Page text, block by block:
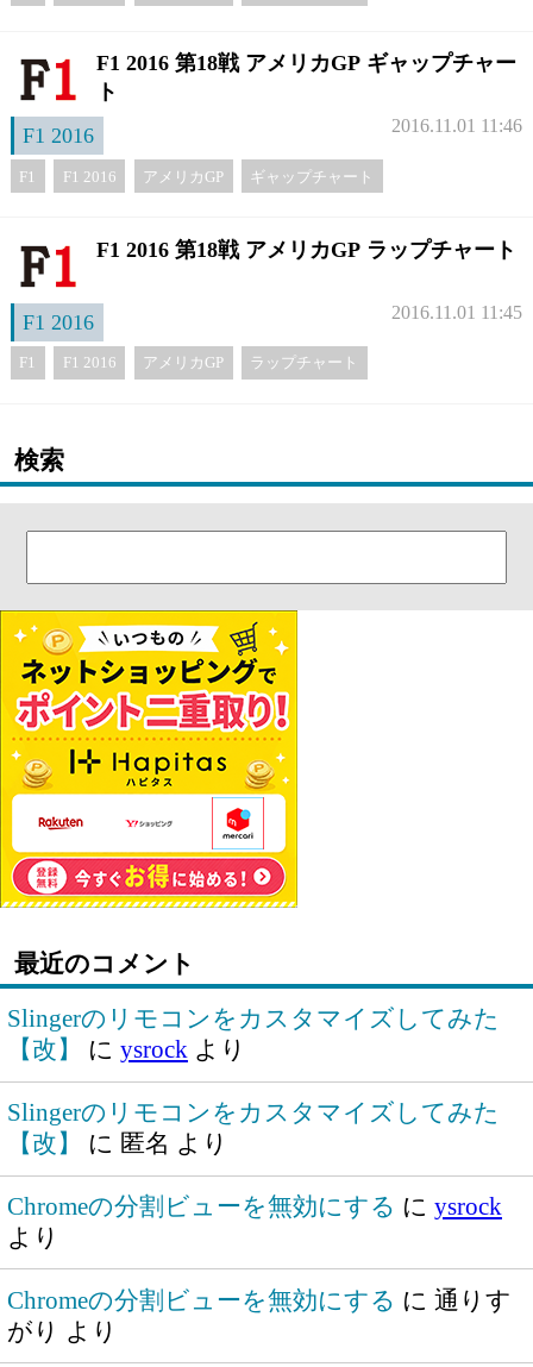
F1 2016 第18戦 アメリカGP ギャップチャー
ト
F1 2016
2016.11.01 11:46
F1 F1 2016 アメリカGP ギャップチャート
F1 2016 第18戦 アメリカGP ラップチャート
F1 2016 2016.11.01 11:45
F1 F1 2016 アメリカGP ラップチャート
検索
最近のコメント
Slingerのリモコンをカスタマイズしてみた
【改】
に ysrockより
Slingerのリモコンをカスタマイズしてみた
【改】
に 匿名 より
Chromeの分割ビューを無効にする に ysrock
より
Chromeの分割ビューを無効にする に 通りす
がり より